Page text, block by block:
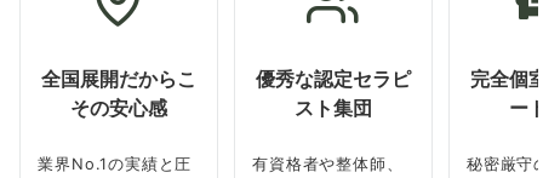
全国展開だからこ
その安心感
業界No.1の実績と圧
優秀な認定セラピ
スト集団
有資格者や整体師、
完全個
ー
秘密厳守